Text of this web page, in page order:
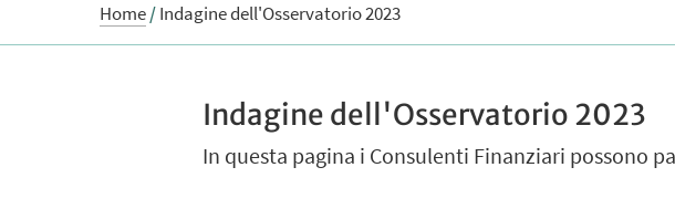
Home/Indagine dell'Osservatorio 2023
Indagine dell'Osservatorio 2023
In questa pagina i Consulenti Finanziari possono